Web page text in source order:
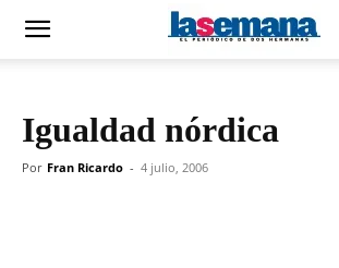
Igualdad nórdica
Por Fran Ricardo - 4 julio, 2006